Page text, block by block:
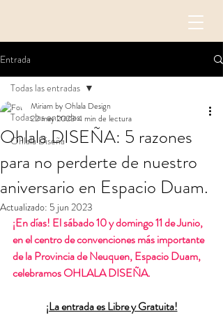
Entrada
Todas las entradas
Ohlala Diseña
Todas las entradas
Ohlala DISEÑA: 5 razones
para no perderte de nuestro
aniversario en Espacio Duam.
Miriam by Ohlala Design
22 may 20234 min de lectura
Actualizado: 5 jun 2023
¡En días! El sábado 10 y domingo 11 de Junio,
en el centro de convenciones más importante
de la Provincia de Neuquen, Espacio Duam,
celebramos OHLALA DISEÑA.
¡La entrada es Libre y Gratuita!